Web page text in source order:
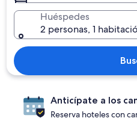
Huéspedes
2 personas, 1
Anticípate a los
Reserva hoteles con